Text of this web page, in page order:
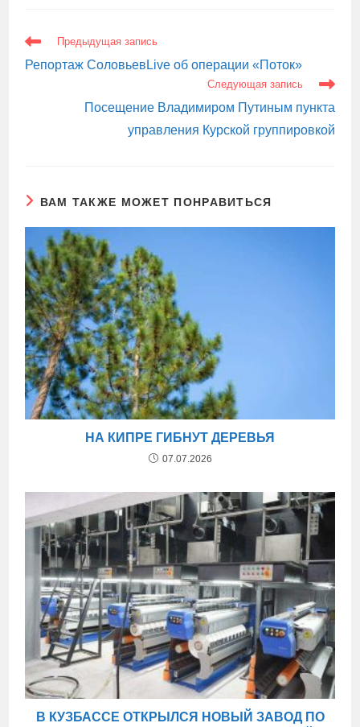
ЕЩЕ
СТАТЬИ
Предыдущая запись
Репортаж СоловьевLive об операции «Поток»
Следующая запись
Посещение Владимиром Путиным пункта
управления Курской группировкой
ВАМ ТАКЖЕ МОЖЕТ ПОНРАВИТЬСЯ
НА КИПРЕ ГИБНУТ ДЕРЕВЬЯ
07.07.2026
В КУЗБАССЕ ОТКРЫЛСЯ НОВЫЙ ЗАВОД ПО